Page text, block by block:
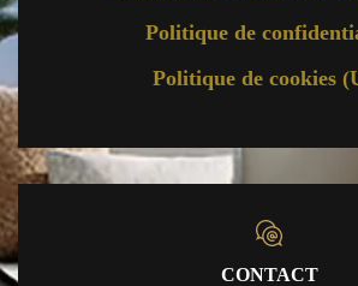
Politique de
Politique de cookies
CONTACT